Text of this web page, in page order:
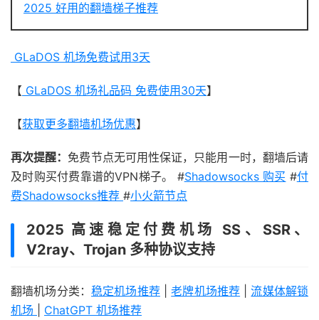
2025 好用的翻墙梯子推荐
GLaDOS 机场免费试用3天
【 GLaDOS 机场礼品码 免费使用30天】
【获取更多翻墙机场优惠】
再次提醒： 免费节点无可用性保证，只能用一时，翻墙后请
及时购买付费靠谱的VPN梯子。 #Shadowsocks 购买 #付
费Shadowsocks推荐 #小火箭节点
2025 高速稳定付费机场 SS、SSR、
V2ray、Trojan 多种协议支持
翻墙机场分类：稳定机场推荐|老牌机场推荐 |流媒体解锁
机场
ChatGPT 机场推荐